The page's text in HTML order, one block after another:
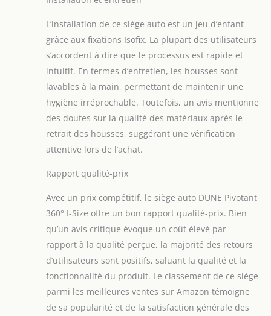
La DUNE dispose de
coussins amovibles
ainsi que de
plusieurs
un maximum de
confort lors des
siestes et des longs
trajets.
L’installation de ce siège auto est un jeu d’enfant
grâce aux fixations Isofix. La plupart des utilisateurs
s’accordent à dire que le processus est rapide et
intuitif. En termes d’entretien, les housses sont
lavables à la main, permettant de maintenir une
hygiène irréprochable. Toutefois, un avis mentionne
des doutes sur la qualité des matériaux après le
retrait des housses, suggérant une vérification
attentive lors de l’achat.
Rapport qualité-prix
Avec un prix compétitif, le siège auto DUNE Pivotant
360° I-Size offre un bon rapport qualité-prix. Bien
qu’un avis critique évoque un coût élevé par
rapport à la qualité perçue, la majorité des retours
d’utilisateurs sont positifs, saluant la qualité et la
fonctionnalité du produit. Le classement de ce siège
parmi les meilleures ventes sur Amazon témoigne
de sa popularité et de la satisfaction générale des